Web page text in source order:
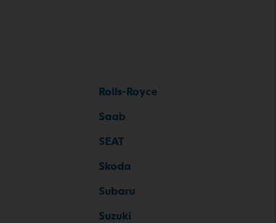
Rolls-Royce
Saab
SEAT
Skoda
Subaru
Suzuki